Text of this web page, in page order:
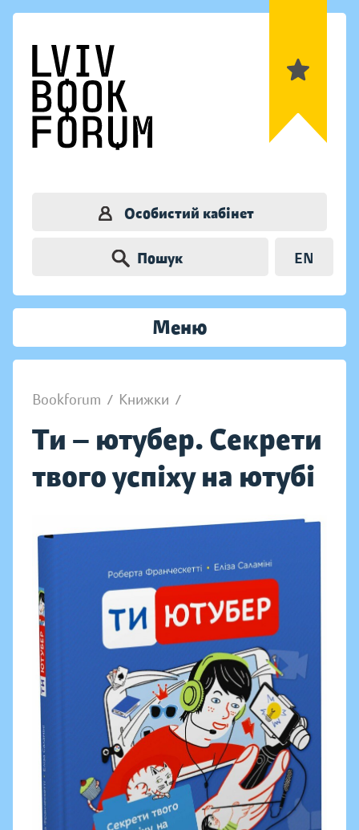
Особистий кабінет
Пошук EN
Меню
Bookforum / Книжки /
Ти — ютубер. Секрети
твого успіху на ютубі